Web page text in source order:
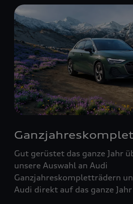
Gut gerüstet das ganze Jahr
unsere Auswahl an Audi
Ganzjahreskompletträdern
Audi direkt auf das ganze